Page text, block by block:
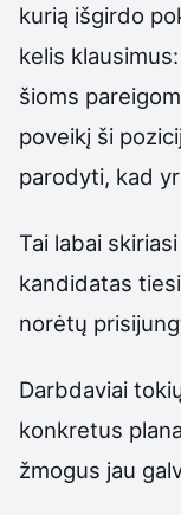
kurią išgirdo
kelis
šioms
poveikį ši
parodyti, kad
Tai labai
kandidatas
norėtų
Darbdaviai
konkretus
žmogus jau